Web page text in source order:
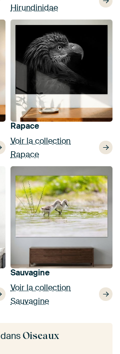
Hirundinidae
Rapace
Voir la collection
Rapace
Sauvagine
Voir la collection
Sauvagine
Oiseaux